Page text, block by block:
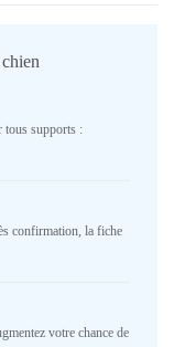
tous supports :
confirmation, la fiche
votre chance de